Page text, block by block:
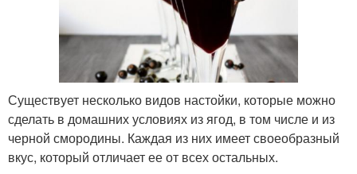
Черносмородиновая
наливка
Классическая наливка
Наливка без водки
Наливки из черной
смородины
Существует несколько видов настойки, которые можно
сделать в домашних условиях из ягод, в том числе и из
черной смородины. Каждая из них имеет своеобразный
вкус, который отличает ее от всех остальных.